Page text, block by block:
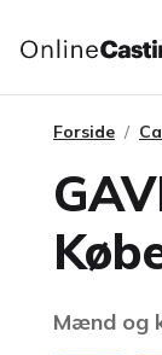
Forside
Mænd og